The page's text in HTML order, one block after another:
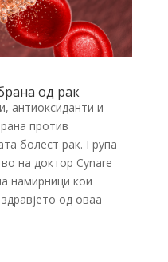
од рак
антиоксиданти и
против
болест рак. Група
на доктор Cynare
намирници кои
од оваа